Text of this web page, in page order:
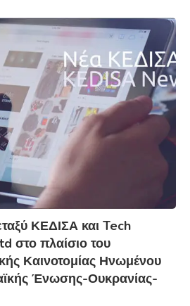
ΚΕΔΙΣΑ και Tech
στο πλαίσιο του
Καινοτομίας Ηνωμένου
Ένωσης-Ουκρανίας-